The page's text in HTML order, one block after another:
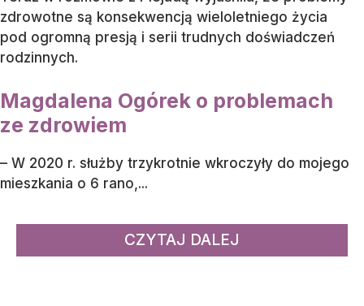
zdrowotne są konsekwencją wieloletniego życia
pod ogromną presją i serii trudnych doświadczeń
rodzinnych.
Magdalena Ogórek o problemach
ze zdrowiem
– W 2020 r. służby trzykrotnie wkroczyły do mojego
mieszkania o 6 rano,...
CZYTAJ DALEJ